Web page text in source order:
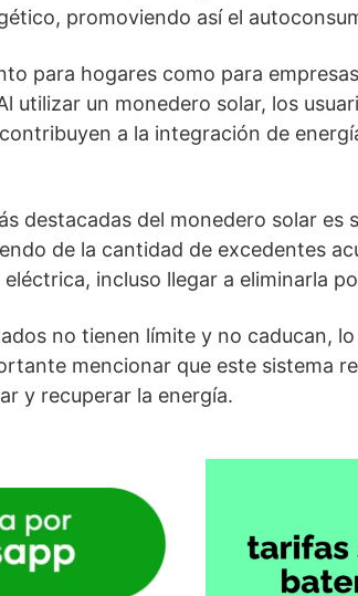
promoviendo así el
para hogares como para
utilizar un monedero solar, los
a la integración de
destacadas del monedero solar es
de la cantidad de excedentes
incluso llegar a eliminarla
no tienen límite y no caducan,
mencionar que este sistema
y recuperar la energía.